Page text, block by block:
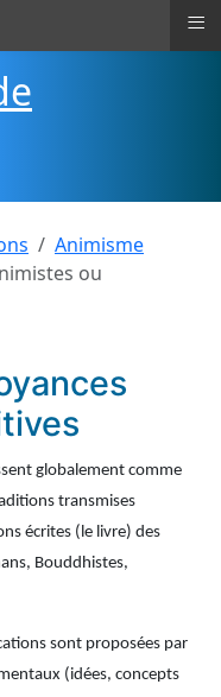
Animisme
ou
globalement comme
transmises
écrites (le livre) des
Bouddhistes,
sont proposées par
(idées, concepts
≡